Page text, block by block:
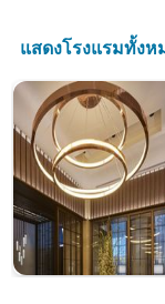
แสดงโรงแรมทั้งห